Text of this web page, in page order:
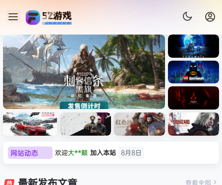
虚拟机版/Assassin’s Creed
《识质存
在/PRAG
MATA》
免安装中
文版
《乐高蝙
蝠侠：黑
暗骑士之
Creed
速：地平
心/Atomi
9：安魂
网站动态 欢迎大**颠 加入本站 8月8日
欢迎 D****Z
查看全部